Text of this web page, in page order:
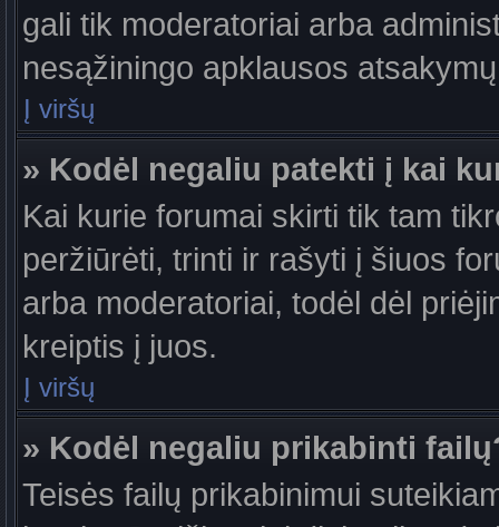
gali tik moderatoriai arba
nesąžiningo apklausos
Į viršų
» Kodėl negaliu patekti į kai
Kai kurie forumai skirti tik tam
peržiūrėti, trinti ir rašyti į šiuos
arba moderatoriai, todėl dėl
kreiptis į juos.
Į viršų
» Kodėl negaliu prikabinti
Teisės failų prikabinimui